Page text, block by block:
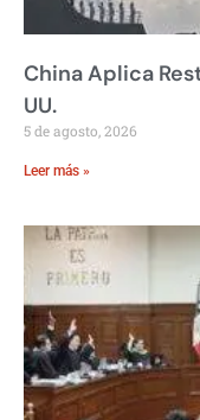
China Aplica
UU.
5 de agosto, 2026
Leer más »